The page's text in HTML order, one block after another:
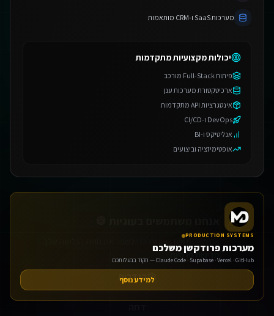
מערכות SaaS ו-CRM מותאמות
יכולות מקצועיות מתקדמות
פיתוח Full-Stack מורכב
ארכיטקטורת מערכות ענן
אינטגרציות API מתקדמות
DevOps ו-CI/CD
אנליטיקס ו-BI
אופטימיזציה וביצועים
PRODUCTION SYSTEMS
מערכות פרודקשן משלכם
Claude Code · Supabase · Vercel · GitHub — הקוד בבעלותכם
למידע נוסף
אנו משתמשים בעוגיות כדי לשפר את חווית הגלישה שלך.
מדיניות פרטיות
אישור הכל